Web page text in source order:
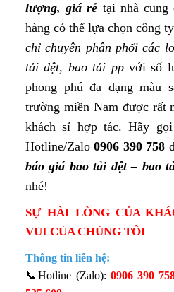
lượng, giá rẻ tại nhà
hàng có thể lựa chọn công
chỉ chuyên phân phối các
tải dệt, bao tải ppvới số
phong phú đa dạng màu
trường miền Nam được rất
khách sỉ hợp tác. Hãy
Hotline/Zalo0906 390 758
báo giá bao tải dệt – bao
nhé!
SỰ HÀI LÒNG CỦA
VUI CỦA CHÚNG TÔI
Thông tin liên hệ:
📞Hotline (Zalo): 0906 390